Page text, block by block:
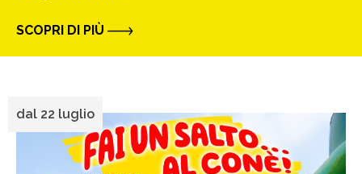
SCOPRI DI PIÙ
dal 22 luglio